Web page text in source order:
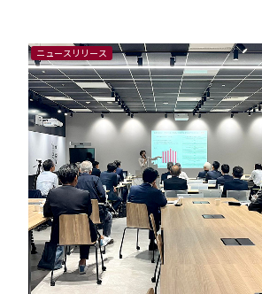
ニュースリリース